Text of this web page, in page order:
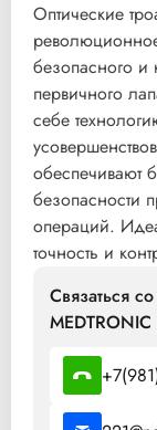
Оптические
безопасного и
первичного
себе
обеспечивают
безопасности
операций.
точность и
Связаться